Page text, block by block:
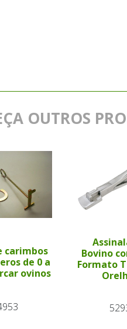
OUTROS
carimbos
de 0 a
ovinos
Bovino
Formato